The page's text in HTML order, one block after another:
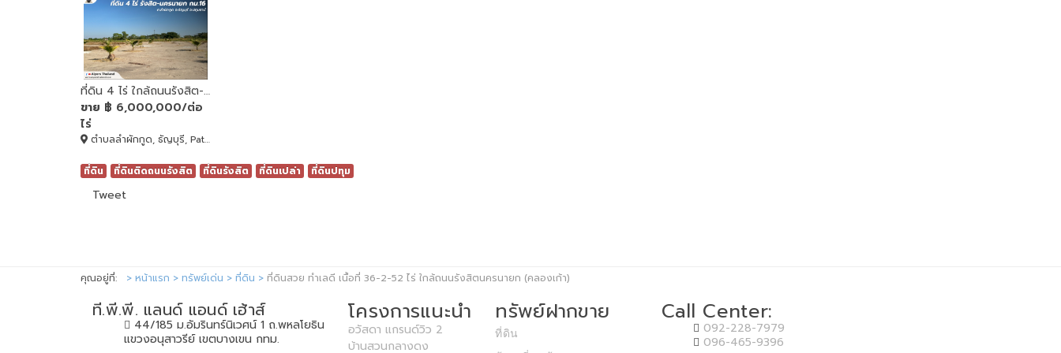
ที่ดิน 4 ไร่ ใกล้ถนนรังสิต-นครนายก กม.16
ขาย ฿ 6,000,000/ต่อ
ไร่
ตำบลลำผักกูด, ธัญบุรี, Pathum Thani
ที่ดิน ที่ดินติดถนนรังสิต ที่ดินรังสิต ที่ดินเปล่า ที่ดินปทุม
Tweet
คุณอยู่ที่: หน้าแรก ทรัพย์เด่น ที่ดิน ที่ดินสวย ทำเลดี เนื้อที่ 36-2-52 ไร่ ใกล้ถนนรังสิตนครนายก (คลองเก้า)
ที.พี.พี. แลนด์ แอนด์ เฮ้าส์
44/185 ม.อัมรินทร์นิเวศน์ 1 ถ.พหลโยธิน
แขวงอนุสาวรีย์ เขตบางเขน กทม.
โครงการแนะนำ
อวัสดา แกรนด์วิว 2
บ้านสวนกลางดง
ทรัพย์ฝากขาย
ที่ดิน
Call Center:
092-228-7979
096-465-9396